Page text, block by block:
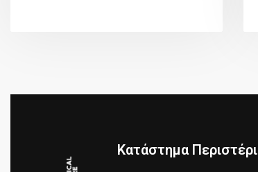
Κατάστημα Περιστέρι